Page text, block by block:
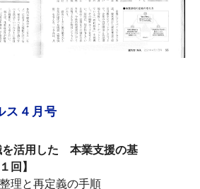
ス４月号
活用した　本業支援の基
回】
理と再定義の手順